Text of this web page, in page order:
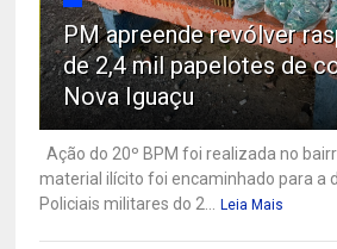
PM apreende revólver
de 2,4 mil papelotes de
Nova Iguaçu
Ação do 20º BPM foi realizada no
material ilícito foi encaminhado para a
Policiais militares do 2... Leia Mais